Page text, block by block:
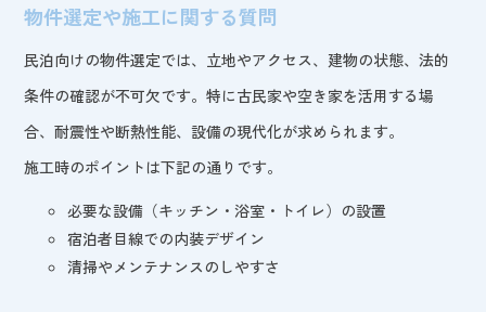
物件選定や施工に関する質問
民泊向けの物件選定では、立地やアクセス、建物の状態、法的
条件の確認が不可欠です。特に古民家や空き家を活用する場
合、耐震性や断熱性能、設備の現代化が求められます。
施工時のポイントは下記の通りです。
必要な設備（キッチン・浴室・トイレ）の設置
宿泊者目線での内装デザイン
清掃やメンテナンスのしやすさ